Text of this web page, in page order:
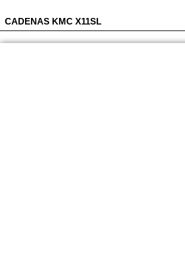
CADENAS KMC X11SL